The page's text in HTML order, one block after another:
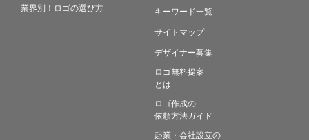
業界別！ロゴの選び方
キーワード一覧
サイトマップ
デザイナー募集
ロゴ無料提案
とは
ロゴ作成の
依頼方法ガイド
起業・会社設立の